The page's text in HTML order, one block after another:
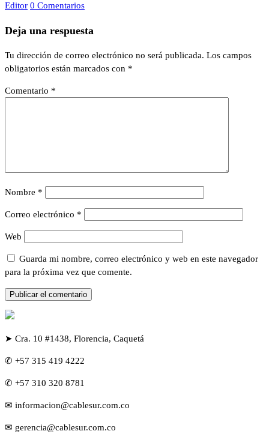
Editor 0 Comentarios
Deja una respuesta
Tu dirección de correo electrónico no será publicada. Los campos
obligatorios están marcados con *
Comentario *
Nombre *
Correo electrónico *
Web
Guarda mi nombre, correo electrónico y web en este navegador
para la próxima vez que comente.
➤ Cra. 10 #1438, Florencia, Caquetá
✆ +57 315 419 4222
✆ +57 310 320 8781
✉ informacion@cablesur.com.co
✉ gerencia@cablesur.com.co